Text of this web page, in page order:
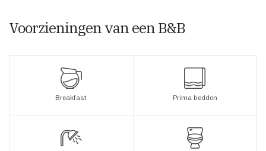
Voorzieningen van een B&B
Breakfast Prima bedden